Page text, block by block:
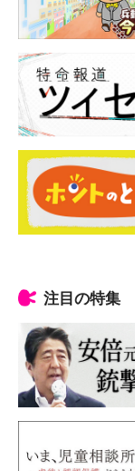
注目の特集